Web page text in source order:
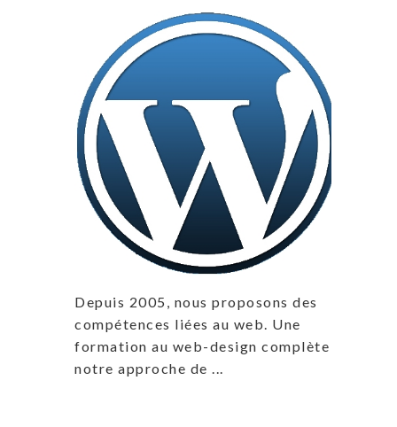
Depuis 2005, nous proposons des
compétences liées au web. Une
formation au web-design complète
notre approche de ...